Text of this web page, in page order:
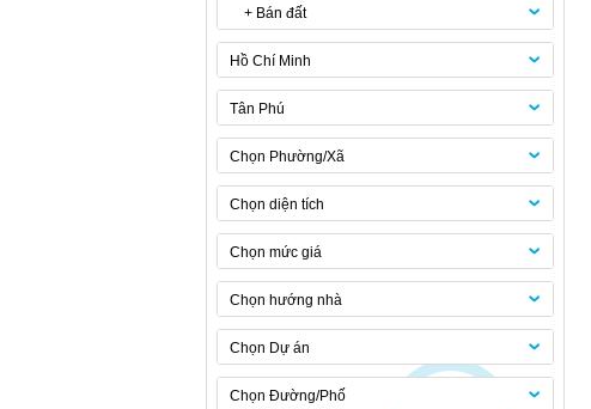
+ Bán đất
Hồ Chí Minh
Tân Phú
Chọn Phường/Xã
Chọn diện tích
Chọn mức giá
Chọn hướng nhà
Chọn Dự án
Chọn Đường/Phố